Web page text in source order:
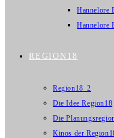
Hannelore
Hannelore
REGION18
Region18_2
Die Idee Region18
Die
Kinos der